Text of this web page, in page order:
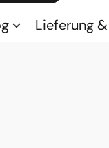
Lieferung